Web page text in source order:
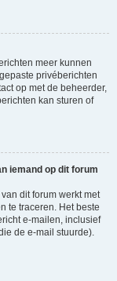
meer kunnen
privéberichten
op met de beheerder,
kan sturen of
iemand op dit forum
dit forum werkt met
te traceren. Het beste
e-mailen, inclusief
de e-mail stuurde).